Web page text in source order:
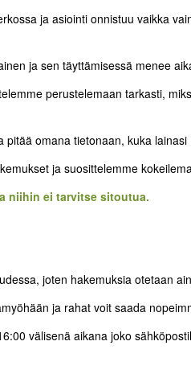
ja asiointi onnistuu vaikka
ja sen täyttämisessä menee
perustelemaan tarkasti,
pitää omana tietonaan, kuka
ja suosittelemme
niihin ei tarvitse sitoutua.
joten hakemuksia otetaan
ja rahat voit saada
välisenä aikana joko